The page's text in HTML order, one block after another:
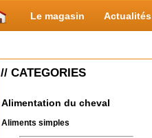
Le magasin Actualités
// CATEGORIES
Alimentation du cheval
Aliments simples